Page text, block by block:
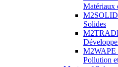
Matériaux
Solides
M2WAPE
Pollution